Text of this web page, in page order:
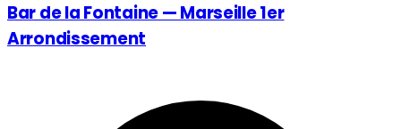
Bar de la Fontaine — Marseille 1er
Arrondissement